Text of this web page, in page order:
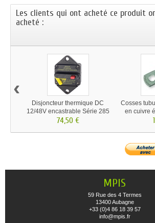
Les clients qui ont acheté ce produit
acheté :
Disjoncteur thermique DC
12/48V encastrable Série 285
74,50 €
Cosses
en cuivre
‹
MPIS
59 Rue des 4 Termes
13400 Aubagne
+33 (0)4 86 18 39 57
info@mpis.fr